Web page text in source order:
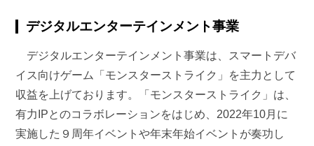
デジタルエンターテインメント事業
デジタルエンターテインメント事業は、スマートデバ
イス向けゲーム「モンスターストライク」を主力として
収益を上げております。「モンスターストライク」は、
有力IPとのコラボレーションをはじめ、2022年10月に
実施した９周年イベントや年末年始イベントが奏功し